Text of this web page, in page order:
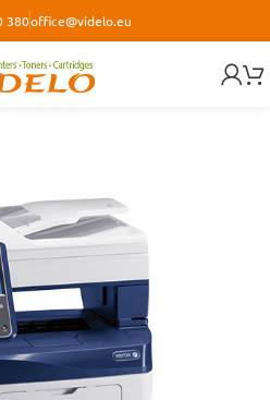
380office@videlo.eu